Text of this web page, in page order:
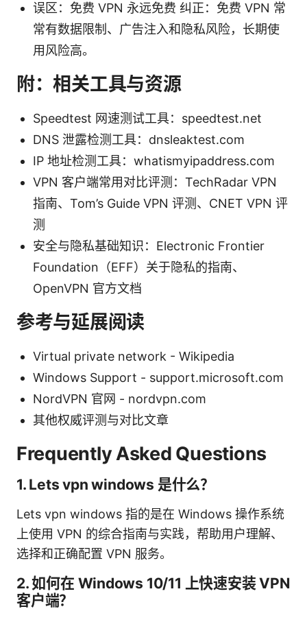
误区：免费 VPN 永远免费 纠正：免费 VPN 常
常有数据限制、广告注入和隐私风险，长期使
用风险高。
附：相关工具与资源
Speedtest 网速测试工具：speedtest.net
DNS 泄露检测工具：dnsleaktest.com
IP 地址检测工具：whatismyipaddress.com
VPN 客户端常用对比评测：TechRadar VPN
指南、Tom’s Guide VPN 评测、CNET VPN 评
测
安全与隐私基础知识：Electronic Frontier
Foundation（EFF）关于隐私的指南、
OpenVPN 官方文档
参考与延展阅读
Virtual private network - Wikipedia
Windows Support - support.microsoft.com
NordVPN 官网 - nordvpn.com
其他权威评测与对比文章
Frequently Asked Questions
1. Lets vpn windows 是什么？
Lets vpn windows 指的是在 Windows 操作系统
上使用 VPN 的综合指南与实践，帮助用户理解、
选择和正确配置 VPN 服务。
2. 如何在 Windows 10/11 上快速安装 VPN
客户端？